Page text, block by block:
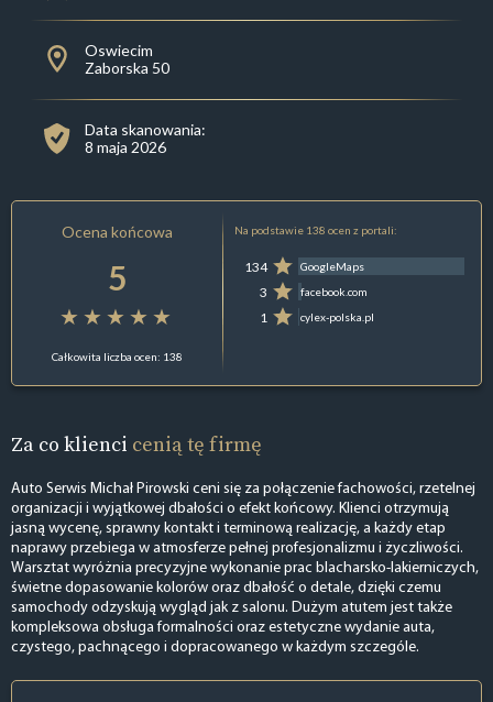
Oswiecim
Zaborska 50
Data skanowania:
8 maja 2026
Ocena końcowa
5
Całkowita liczba ocen: 138
Na podstawie 138 ocen z portali:
134 GoogleMaps
3 facebook.com
1 cylex-polska.pl
Za co klienci cenią tę firmę
Auto Serwis Michał Pirowski ceni się za połączenie fachowości, rzetelnej
organizacji i wyjątkowej dbałości o efekt końcowy. Klienci otrzymują
jasną wycenę, sprawny kontakt i terminową realizację, a każdy etap
naprawy przebiega w atmosferze pełnej profesjonalizmu i życzliwości.
Warsztat wyróżnia precyzyjne wykonanie prac blacharsko-lakierniczych,
świetne dopasowanie kolorów oraz dbałość o detale, dzięki czemu
samochody odzyskują wygląd jak z salonu. Dużym atutem jest także
kompleksowa obsługa formalności oraz estetyczne wydanie auta,
czystego, pachnącego i dopracowanego w każdym szczególe.